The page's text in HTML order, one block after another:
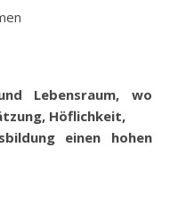
Lebensraum, wo
Höflichkeit,
einen hohen